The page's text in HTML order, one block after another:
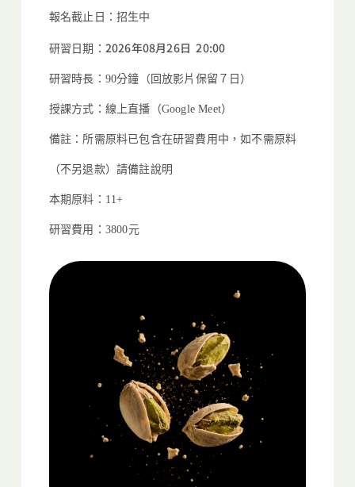
報名截止日：招生中
研習日期： 2026年08月26日 20:00
研習時長：90分鐘（回放影片保留７日）
授課方式：線上直播（Google Meet）
備註：所需原料已包含在研習費用中，如不需原料
（不另退款）請備註說明
本期原料：11+
研習費用：3800元